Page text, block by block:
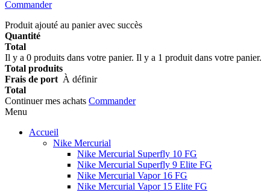
Commander
Produit ajouté au panier avec succès
Quantité
Total
Il y a 0 produits dans votre panier. Il y a 1 produit dans votre panier.
Total produits
Frais de port À définir
Total
Continuer mes achats Commander
Menu
Accueil
Nike Mercurial
Nike Mercurial Superfly 10 FG
Nike Mercurial Superfly 9 Elite FG
Nike Mercurial Vapor 16 FG
Nike Mercurial Vapor 15 Elite FG